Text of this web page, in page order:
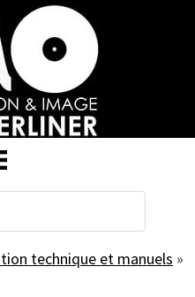
technique et manuels »